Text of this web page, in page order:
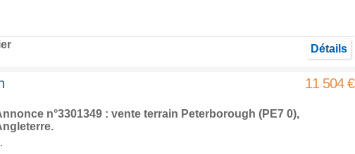
Détails
11 504 €
n°3301349 : vente terrain Peterborough (PE7 0),
.